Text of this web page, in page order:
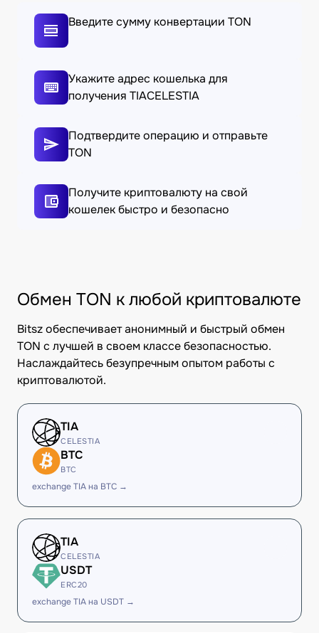
Введите сумму конвертации TON
Укажите адрес кошелька для
получения TIACELESTIA
Подтвердите операцию и отправьте
TON
Получите криптовалюту на свой
кошелек быстро и безопасно
Обмен TON к любой криптовалюте
Bitsz обеспечивает анонимный и быстрый обмен
TON с лучшей в своем классе безопасностью.
Наслаждайтесь безупречным опытом работы с
криптовалютой.
TIA
CELESTIA
BTC
BTC
exchange TIA на BTC →
TIA
CELESTIA
USDT
ERC20
exchange TIA на USDT →